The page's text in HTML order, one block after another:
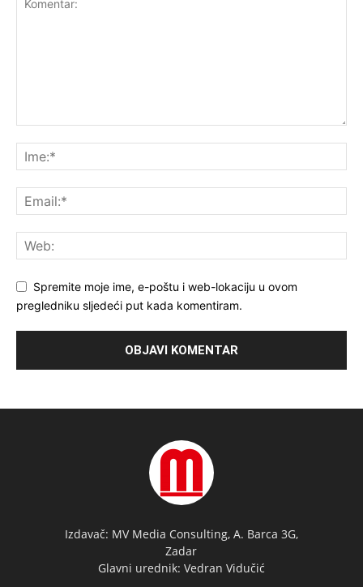
Spremite moje ime, e-poštu i web-lokaciju u ovom
pregledniku sljedeći put kada komentiram.
Izdavač: MV Media Consulting, A. Barca 3G,
Zadar
Glavni urednik: Vedran Vidučić